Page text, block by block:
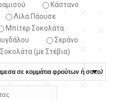
Κάστανο
Λίλα Πάουσε
Μπίτερ Σοκολάτα
Σεράνο
(με Στέβια)